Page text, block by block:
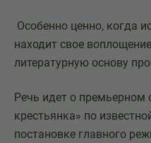
Особенно ценно, когда
находит свое
литературную основу
Речь идет о премьерном
крестьянка» по
постановке главного